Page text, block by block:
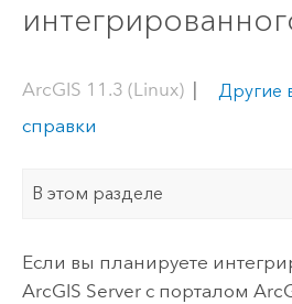
ArcGIS 11.3 (Linux)| Другие
справки
В этом разделе
Если вы планируете
ArcGIS Serverс порталом